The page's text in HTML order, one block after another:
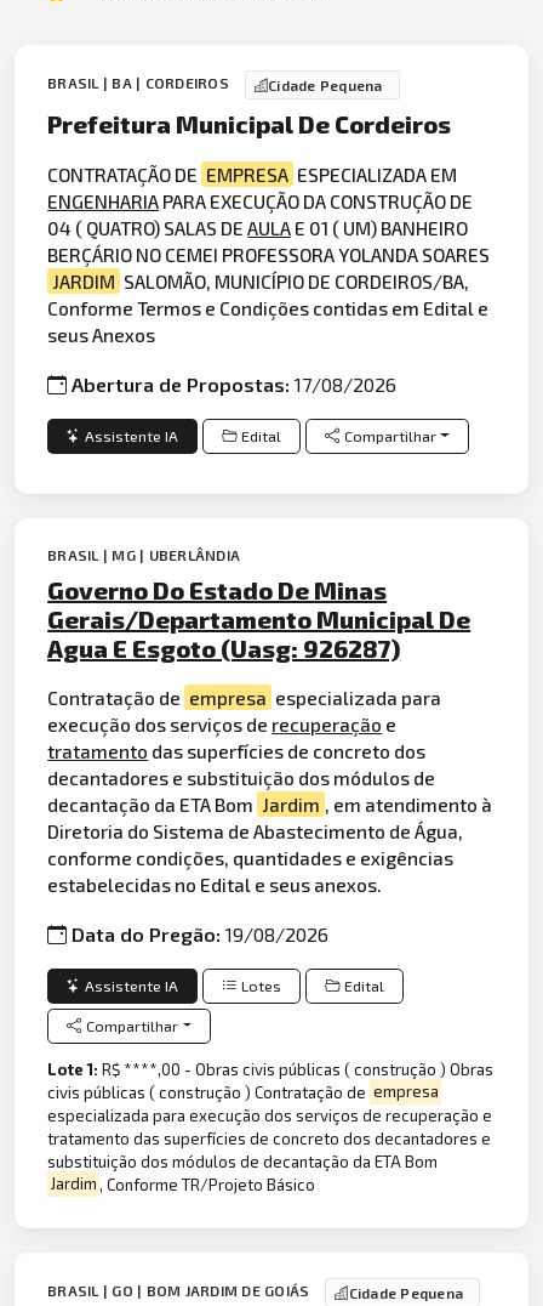
BRASIL | BA | CORDEIROS Cidade Pequena
Prefeitura Municipal De Cordeiros
CONTRATAÇÃO DE EMPRESA ESPECIALIZADA EM
ENGENHARIA PARA EXECUÇÃO DA CONSTRUÇÃO DE
04 ( QUATRO) SALAS DEAULA E 01 ( UM) BANHEIRO
BERÇÁRIO NO CEMEI PROFESSORA YOLANDA SOARES
JARDIM SALOMÃO, MUNICÍPIO DE CORDEIROS/BA,
Conforme Termos e Condições contidas em Edital e
seus Anexos
Abertura de Propostas:17/08/2026
Assistente IA Edital Compartilhar
BRASIL | MG | UBERLÂNDIA
Governo Do Estado De Minas
Gerais/Departamento Municipal De
Agua E Esgoto (Uasg: 926287)
Contratação de empresa especializada para
execução dos serviços de recuperação e
tratamento das superfícies de concreto dos
decantadores e substituição dos módulos de
decantação da ETA Bom Jardim , em atendimento à
Diretoria do Sistema de Abastecimento de Água,
conforme condições, quantidades e exigências
estabelecidas no Edital e seus anexos.
Data do Pregão:19/08/2026
Assistente IA Lotes Edital
Compartilhar
Lote 1:R$ ****,00 - Obras civis públicas ( construção ) Obras
civis públicas ( construção ) Contratação de empresa
especializada para execução dos serviços de recuperação e
tratamento das superfícies de concreto dos decantadores e
substituição dos módulos de decantação da ETA Bom
Jardim, Conforme TR/Projeto Básico
BRASIL | GO | BOM JARDIM DE GOIÁS Cidade Pequena